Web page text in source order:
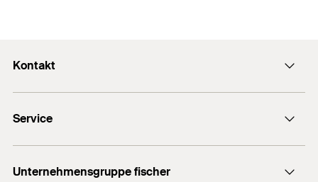
Kontakt
Presse
Newsletter
Technische Hotline (Whatsapp)
Service
Informationsmaterial
Unternehmensgruppe fischer